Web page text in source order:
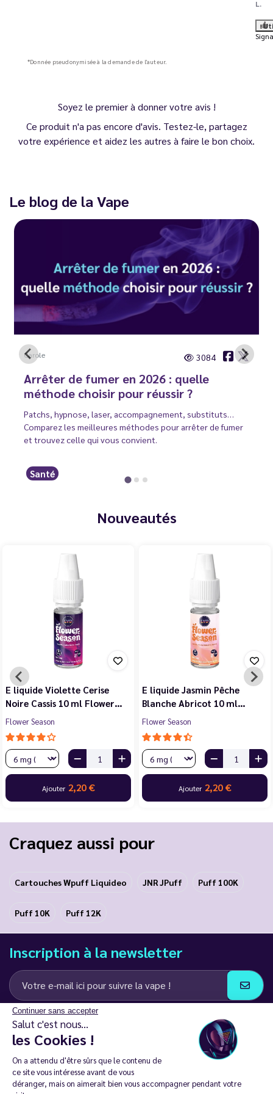
Continuer sans accepter
Salut c'est nous...
les Cookies !
On a attendu d'être sûrs que le contenu de
ce site vous intéresse avant de vous
déranger, mais on aimerait bien vous accompagner pendant votre
L.
*Donnée pseudonymisée à la demande de l'auteur.
Soyez le premier à donner votre avis !
Ce produit n'a pas encore d'avis. Testez-le, partagez
votre expérience et aidez les autres à faire le bon choix.
Le blog de la Vape
Carole 3084
Arrêter de fumer en 2026 : quelle
méthode choisir pour réussir ?
Patchs, hypnose, laser, accompagnement, substituts…
Comparez les meilleures méthodes pour arrêter de fumer
et trouvez celle qui vous convient.
Santé
Nouveautés
E liquide Violette Cerise
Noire Cassis 10 ml Flower…
Flower Season
Ajouter 2,20 €
E liquide Jasmin Pêche
Blanche Abricot 10 ml…
Flower Season
Ajouter 2,20 €
Craquez aussi pour
Cartouches Wpuff Liquideo JNR JPuff Puff 100K
Puff 10K Puff 12K
Inscription à la newsletter
J’accepte de recevoir des communications e-mail et SMS de la part de
LD Groupe
Restez en contact